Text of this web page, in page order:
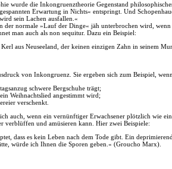
wurde die Inkongruenztheorie Gegenstand
Erwartung in Nichts« entspringt. Und
sein Lachen ausfallen.«
der normale »Lauf der Dinge« jäh unterbrochen wird,
man auch als non sequitur. Dazu ein Beispiel:
aus Neuseeland, der keinen einzigen Zahn in seinem
von Inkongruenz. Sie ergeben sich zum Beispiel, wenn
schwere Bergschuhe trägt;
Weihnachtslied angestimmt wird;
verschenkt.
auch, wenn ein vernünftiger Erwachsener plötzlich wie
verblüffen und amüsieren kann. Hier zwei Beispiele:
dass es kein Leben nach dem Tode gibt. Ein
würde ich Ihnen die Sporen geben.« (Groucho Marx).